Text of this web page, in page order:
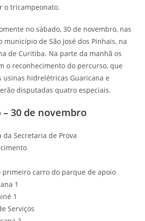
o tricampeonato.
no sábado, 30 de novembro, nas
município de São José dos Pinhais, na
de Curitiba. Na parte da manhã os
o reconhecimento do percurso, que
usinas hidrelétricas Guaricana e
disputadas quatro especiais.
30 de novembro
da Secretaria de Prova
primeiro carro do parque de apoio
1
1
Serviços